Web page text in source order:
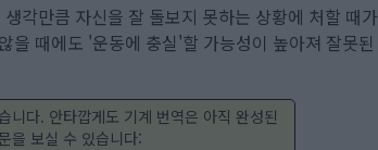
각만큼 자신을 잘 돌보지 못하는 상황에 처할 때가
을 때에도 '운동에 충실'할 가능성이 높아져 잘못된
니다. 안타깝게도 기계 번역은 아직 완성된
을 보실 수 있습니다: